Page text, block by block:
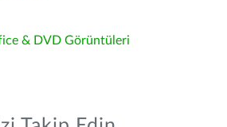
& DVD Görüntüleri